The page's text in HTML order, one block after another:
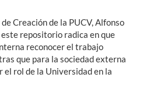
Creación de la PUCV, Alfonso
repositorio radica en que
reconocer el trabajo
que para la sociedad externa
rol de la Universidad en la